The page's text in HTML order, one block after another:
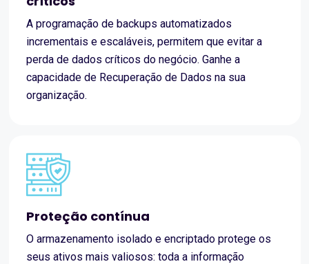
A programação de backups automatizados
incrementais e escaláveis, permitem que evitar a
perda de dados críticos do negócio. Ganhe a
capacidade de Recuperação de Dados na sua
organização.
Proteção contínua
O armazenamento isolado e encriptado protege os
seus ativos mais valiosos: toda a informação